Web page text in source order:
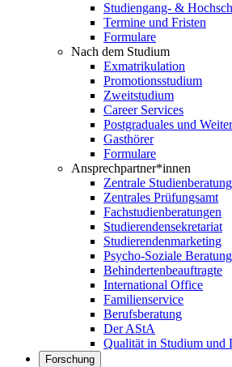
Studiengang- &
Termine und Fristen
Formulare
Nach dem Studium
Exmatrikulation
Promotionsstudium
Zweitstudium
Career Services
Postgraduales und
Gasthörer
Formulare
Ansprechpartner*innen
Zentrale Studienberatung
Zentrales Prüfungsamt
Fachstudienberatungen
Studierendensekretariat
Studierendenmarketing
Psycho-Soziale Beratung
Behindertenbeauftragte
International Office
Familienservice
Berufsberatung
Der AStA
Qualität in Studium und
Forschung